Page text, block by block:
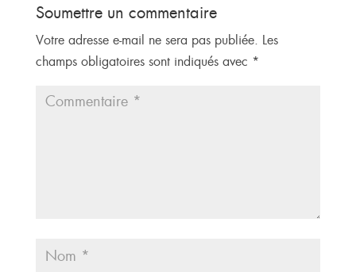
Soumettre un commentaire
Votre adresse e-mail ne sera pas publiée. Les
champs obligatoires sont indiqués avec *